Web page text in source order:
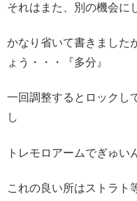
それはまた、別の機会に
かなり省いて書きました
ょう・・・『多分』
一回調整するとロックし
し
トレモロアームでぎゅい
これの良い所はストラト